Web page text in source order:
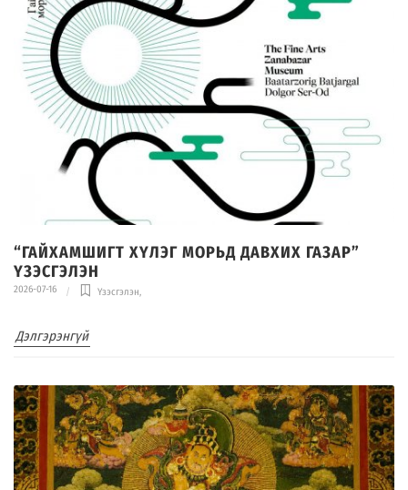
“ГАЙХАМШИГТ ХҮЛЭГ МОРЬД ДАВХИХ ГАЗАР”
ҮЗЭСГЭЛЭН
2026-07-16 Үзэсгэлэн,
Дэлгэрэнгүй